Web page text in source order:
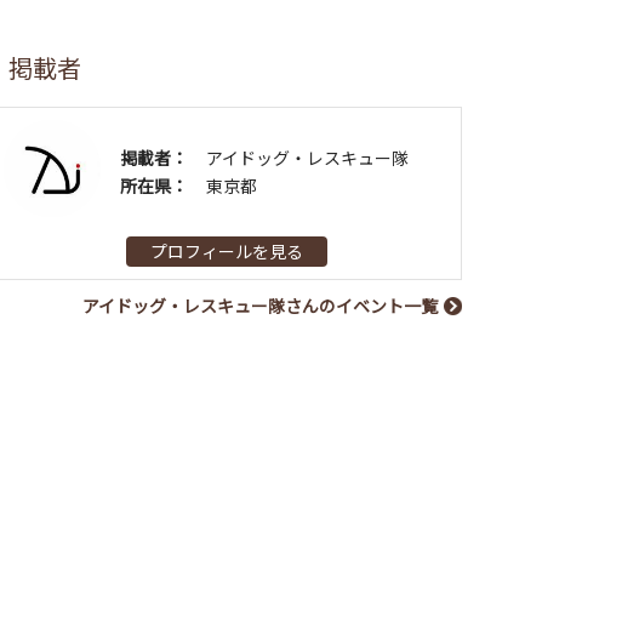
掲載者
掲載者：
アイドッグ・レスキュー隊
所在県：
東京都
プロフィールを見る
アイドッグ・レスキュー隊さんのイベント一覧